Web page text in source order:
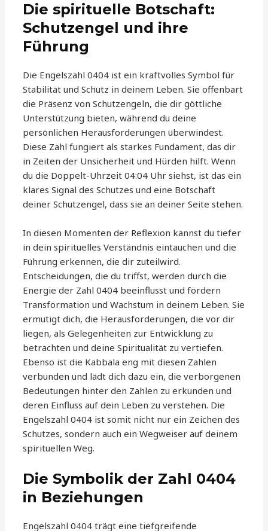
Die spirituelle Botschaft:
Schutzengel und ihre
Führung
Die Engelszahl 0404 ist ein kraftvolles Symbol für
Stabilität und Schutz in deinem Leben. Sie offenbart
die Präsenz von Schutzengeln, die dir göttliche
Unterstützung bieten, während du deine
persönlichen Herausforderungen überwindest.
Diese Zahl fungiert als starkes Fundament, das dir
in Zeiten der Unsicherheit und Hürden hilft. Wenn
du die Doppelt-Uhrzeit 04:04 Uhr siehst, ist das ein
klares Signal des Schutzes und eine Botschaft
deiner Schutzengel, dass sie an deiner Seite stehen.
In diesen Momenten der Reflexion kannst du tiefer
in dein spirituelles Verständnis eintauchen und die
Führung erkennen, die dir zuteilwird.
Entscheidungen, die du triffst, werden durch die
Energie der Zahl 0404 beeinflusst und fördern
Transformation und Wachstum in deinem Leben. Sie
ermutigt dich, die Herausforderungen, die vor dir
liegen, als Gelegenheiten zur Entwicklung zu
betrachten und deine Spiritualität zu vertiefen.
Ebenso ist die Kabbala eng mit diesen Zahlen
verbunden und lädt dich dazu ein, die verborgenen
Bedeutungen hinter den Zahlen zu erkunden und
deren Einfluss auf dein Leben zu verstehen. Die
Engelszahl 0404 ist somit nicht nur ein Zeichen des
Schutzes, sondern auch ein Wegweiser auf deinem
spirituellen Weg.
Die Symbolik der Zahl 0404
in Beziehungen
Engelszahl 0404 trägt eine tiefgreifende